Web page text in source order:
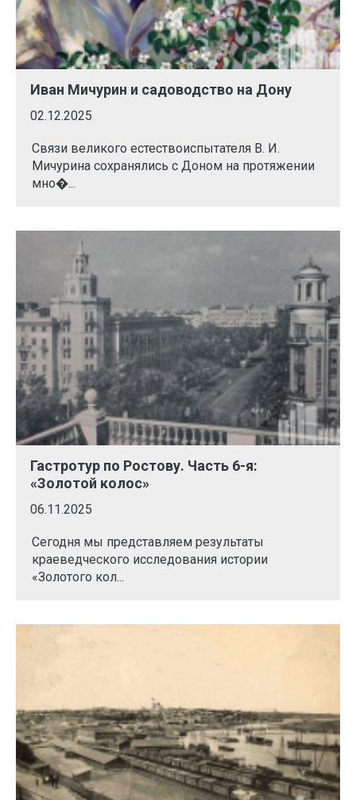
Иван Мичурин и садоводство на Дону
02.12.2025
Связи великого естествоиспытателя В. И.
Мичурина сохранялись с Доном на протяжении
мно�...
Гастротур по Ростову. Часть 6-я:
«Золотой колос»
06.11.2025
Сегодня мы представляем результаты
краеведческого исследования истории
«Золотого кол...